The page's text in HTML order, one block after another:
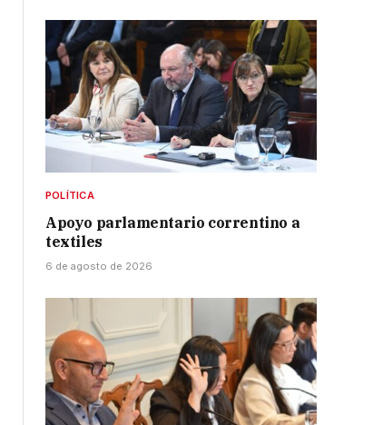
POLÍTICA
Apoyo parlamentario correntino a
textiles
6 de agosto de 2026